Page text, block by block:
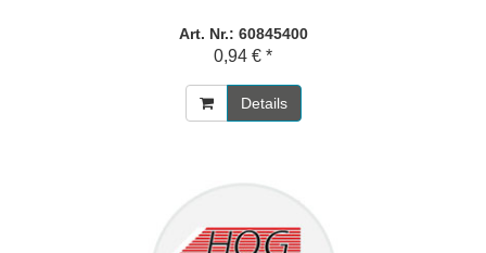
Art. Nr.: 60845400
0,94 € *
Details